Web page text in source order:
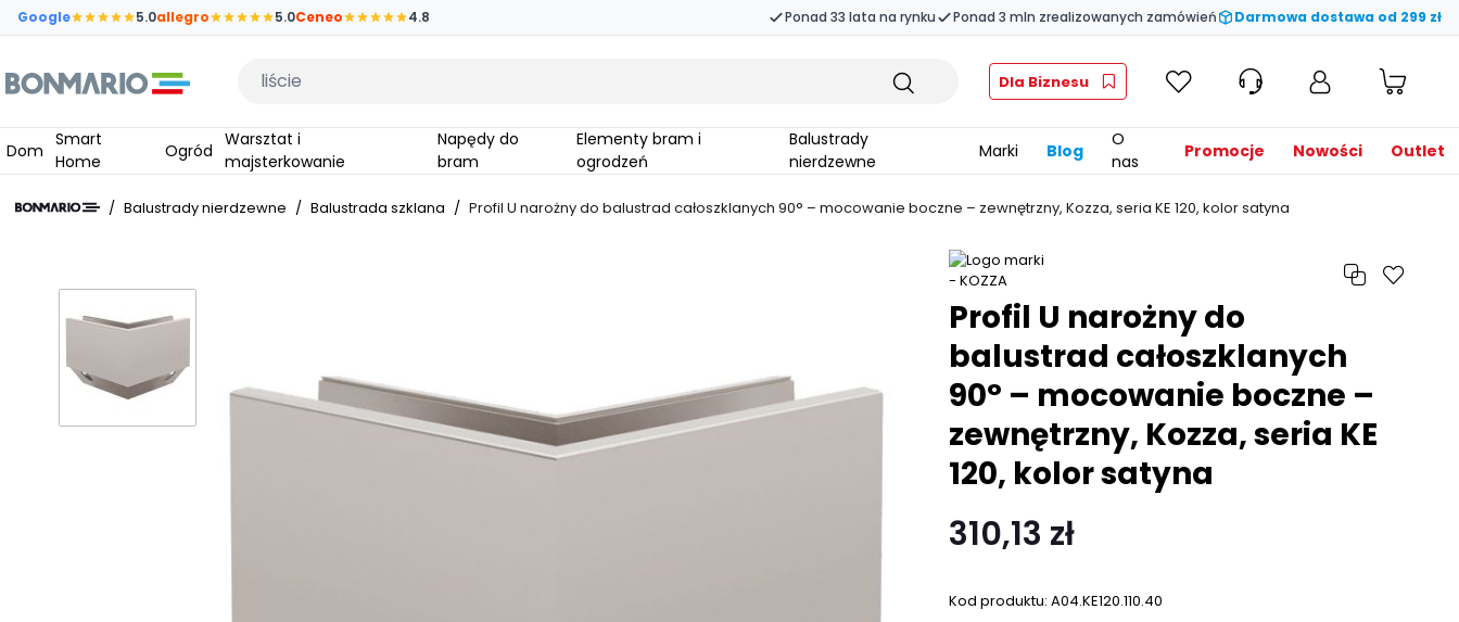
Przejdź do głównej zawartości strony
Google 5.0allegro 5.0Ceneo 4.8 Ponad 33 lata na rynku Ponad 3 mln zrealizowanych zamówień Darmowa dostawa od 299 zł
Wpisz czego szukasz Dla Biznesu
Dom
Smart
Home
Ogród
Warsztat i
majsterkowanie
Napędy do
bram
Elementy bram i
ogrodzeń
Balustrady
nierdzewne
Marki Blog
O
nas
Promocje Nowości Outlet
/ Balustrady nierdzewne / Balustrada szklana / Profil U narożny do balustrad całoszklanych 90° – mocowanie boczne – zewnętrzny, Kozza, seria KE 120, kolor satyna
Profil U narożny do
balustrad całoszklanych
90° – mocowanie boczne –
zewnętrzny, Kozza, seria KE
120, kolor satyna
310,13 zł
Kod produktu: A04.KE120.110.40